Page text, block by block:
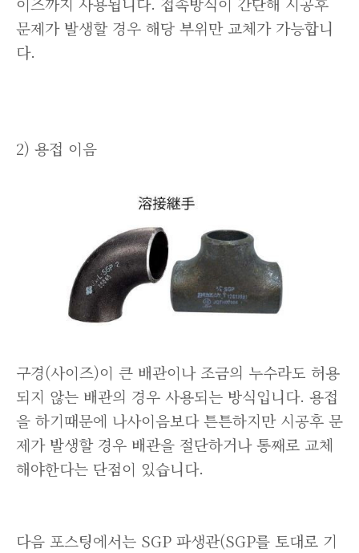
문제가 발생할 경우 해당 부위만 교체가 가능합니
다.
2) 용접 이음
구경(사이즈)이 큰 배관이나 조금의 누수라도 허용
되지 않는 배관의 경우 사용되는 방식입니다. 용접
을 하기때문에 나사이음보다 튼튼하지만 시공후 문
제가 발생할 경우 배관을 절단하거나 통째로 교체
해야한다는 단점이 있습니다.
다음 포스팅에서는 SGP 파생관(SGP를 토대로 기